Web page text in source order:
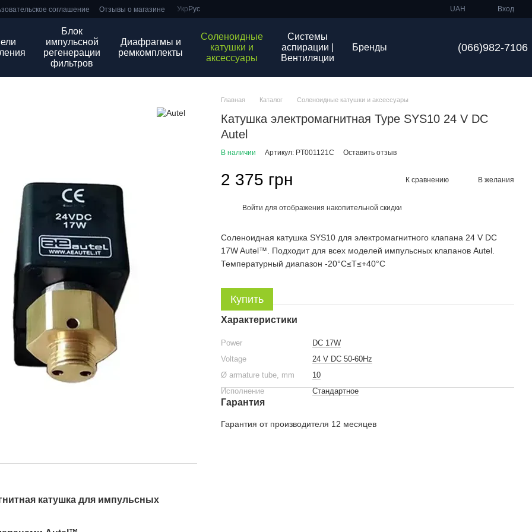
соглашение Отзывы о магазине Укр Рус UAH Вход
Блок
импульсной
регенерации
фильтров
Диафрагмы и
ремкомплекты
Соленоидные
катушки и
аксессуары
Системы
аспирации |
Вентиляции
Бренды (066)982-7106
катушка для импульсных
Главная Каталог Соленоидные катушки и аксессуары
Катушка электромагнитная Type SYS10 24 V DC
Autel
В наличии Артикул: PT001121C Оставить отзыв
2 375 грн К сравнению В желания
Войти для отображения накопительной скидки
Соленоидная катушка SYS10 для электромагнитного клапана 24 V DC
17W Autel™. Подходит для всех моделей импульсных клапанов Autel.
Температурный диапазон -20°C≤T≤+40°C
Купить
Характеристики
Power
DС 17W
Voltage
24 V DC 50-60Hz
Ø armature tube, mm
10
Исполнение
Стандартное
Гарантия
Гарантия от производителя 12 месяцев